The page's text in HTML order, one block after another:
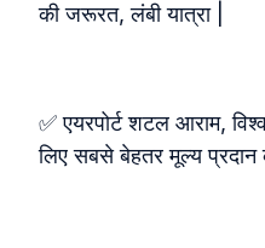
की जरूरत, लंबी यात्रा |
✅ एयरपोर्ट शटल आराम,
लिए सबसे बेहतर मूल्य प्रदान